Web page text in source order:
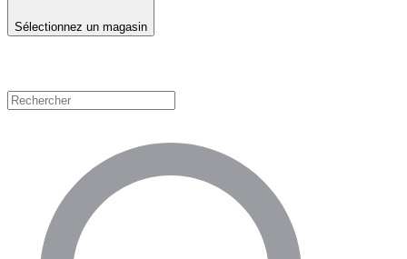
Sélectionnez un magasin